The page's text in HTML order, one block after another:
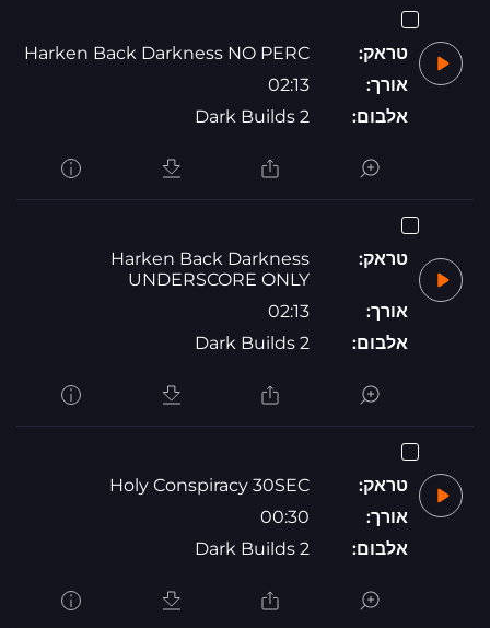
טראק:
Harken Back Darkness NO PERC
אורך:
02:13
אלבום:
Dark Builds 2
טראק:
Harken Back Darkness
UNDERSCORE ONLY
אורך:
02:13
אלבום:
Dark Builds 2
טראק:
Holy Conspiracy 30SEC
אורך:
00:30
אלבום:
Dark Builds 2